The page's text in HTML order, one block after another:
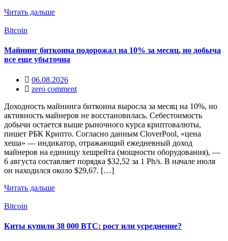
Читать дальше
Bitcoin
Майнинг биткоина подорожал на 10% за месяц, но добыча
все еще убыточна
06.08.2026
zero comment
Доходность майнинга биткоина выросла за месяц на 10%, но
активность майнеров не восстановилась. Себестоимость
добычи остается выше рыночного курса криптовалюты,
пишет РБК Крипто. Согласно данным CloverPool, «цена
хеша» — индикатор, отражающий ежедневный доход
майнеров на единицу хешрейта (мощности оборудования), —
6 августа составляет порядка $32,52 за 1 Ph/s. В начале июля
он находился около $29,67. […]
Читать дальше
Bitcoin
Киты купили 38 000 BTC: рост или усреднение?